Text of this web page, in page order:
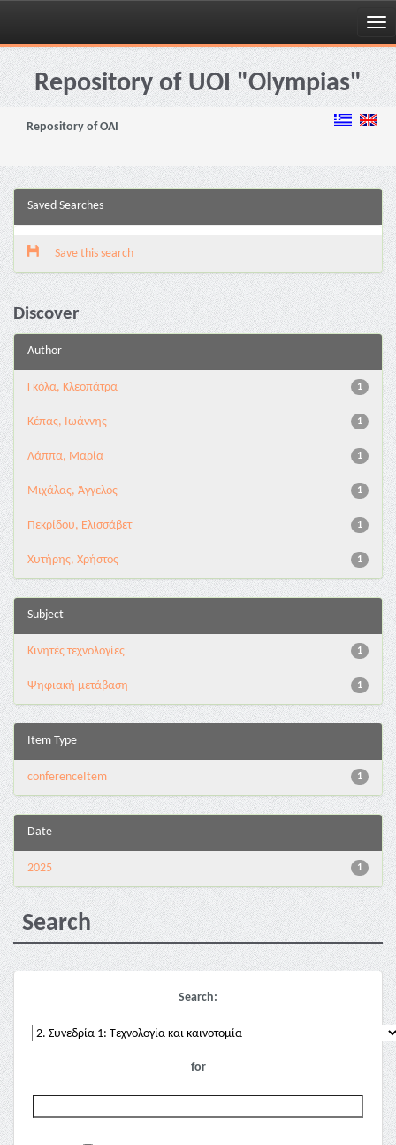
Skip
navigationRepository of UOI "Olympias"
Repository of OAI
Saved Searches
Save this search
Discover
Author
1
Γκόλα, Κλεοπάτρα
1
Κέπας, Ιωάννης
1
Λάππα, Μαρία
1
Μιχάλας, Άγγελος
1
Πεκρίδου, Ελισσάβετ
1
Χυτήρης, Χρήστος
Subject
1
Κινητές τεχνολογίες
1
Ψηφιακή μετάβαση
Item Type
1
conferenceItem
Date
1
2025
Search
Search:
for